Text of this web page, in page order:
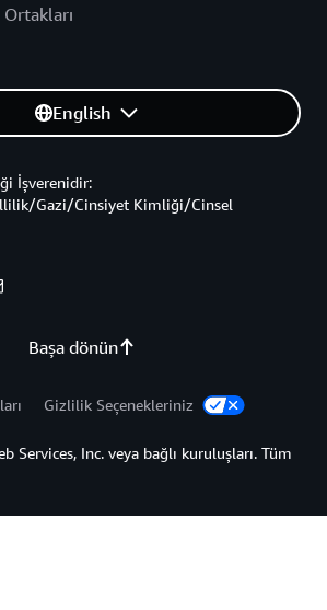
Ortakları
English
Başa dönün
İşverenidir:
Gazi/Cinsiyet Kimliği/Cinsel
Gizlilik Seçenekleriniz
Services, Inc. veya bağlı kuruluşları. Tüm